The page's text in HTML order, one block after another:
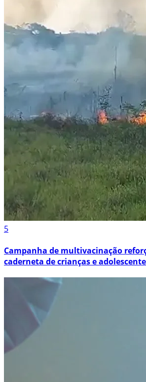
5
Campanha de multivacinação
caderneta de crianças e